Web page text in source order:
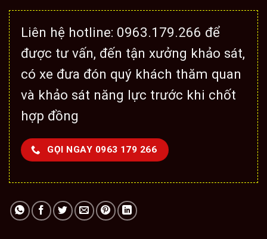
Liên hệ hotline: 0963.179.266 để
được tư vấn, đến tận xưởng khảo sát,
có xe đưa đón quý khách thăm quan
và khảo sát năng lực trước khi chốt
hợp đồng
GỌI NGAY 0963 179 266